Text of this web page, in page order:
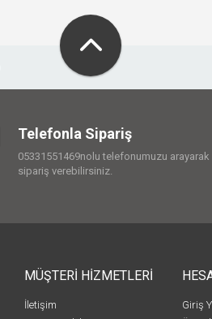
Telefonla Sipariş
05331551469nolu telefonumuzu arayarak
sipariş verebilirsiniz.
MÜŞTERİ HİZMETLERİ
İletişim
Giriş